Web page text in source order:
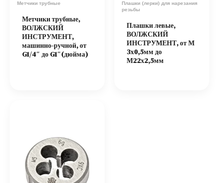
Метчики трубные
Метчики трубные,
ВОЛЖСКИЙ
ИНСТРУМЕНТ,
машинно-ручной, от
G1/4″ до G1″(дюйма)
Плашки (лерки) для нарезания
резьбы
Плашки левые,
ВОЛЖСКИЙ
ИНСТРУМЕНТ, от М
3х0,5мм до
М22х2,5мм